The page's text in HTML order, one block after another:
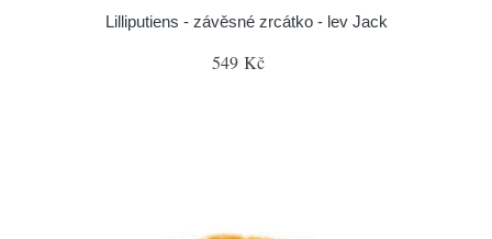
Lilliputiens - závěsné zrcátko - lev Jack
549 Kč